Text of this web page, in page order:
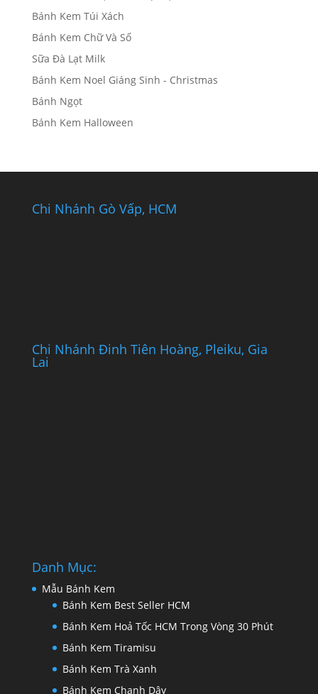
Bánh Kem Túi Xách
Bánh Kem Chữ Và Số
Sữa Đà Lạt Milk
Bánh Kem Noel Giáng Sinh - Christmas
Bánh Ngọt
Bánh Kem Halloween
Chi Nhánh Gò Vấp, HCM
Chi Nhánh Đinh Tiên Hoàng, Pleiku, Gia
Lai
Danh Mục:
Mẫu Bánh Kem
Bánh Kem Best Seller HCM
Bánh Kem Hoả Tốc HCM Trong Vòng 30 Phút
Bánh Kem Tiramisu
Bánh Kem Trà Xanh
Bánh Kem Chanh Dây